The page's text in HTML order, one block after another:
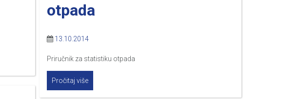
otpada
13.10.2014
Priručnik za statistiku otpada
Pročitaj više